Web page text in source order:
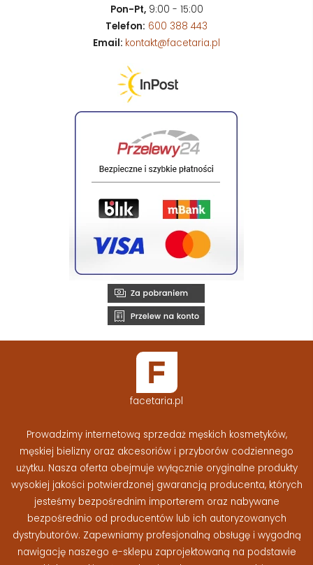
Pon-Pt,9:00 - 15:00
Telefon: 600 388 443
Email: kontakt@facetaria.pl
facetaria.pl
Prowadzimy internetową sprzedaż męskich kosmetyków,
męskiej bielizny oraz akcesoriów i przyborów codziennego
użytku. Nasza oferta obejmuje wyłącznie oryginalne produkty
wysokiej jakości potwierdzonej gwarancją producenta, których
jesteśmy bezpośrednim importerem oraz nabywane
bezpośrednio od producentów lub ich autoryzowanych
dystrybutorów. Zapewniamy profesjonalną obsługę i wygodną
nawigację naszego e-sklepu zaprojektowaną na podstawie